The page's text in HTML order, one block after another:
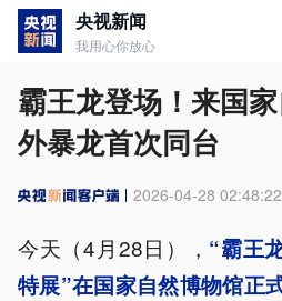
央视新闻
我用心你放心
霸王龙登场！来国
外暴龙首次同台
2026-04-28 02:48:22
今天（4月28日）， “霸王
特展”在国家自然博物馆正